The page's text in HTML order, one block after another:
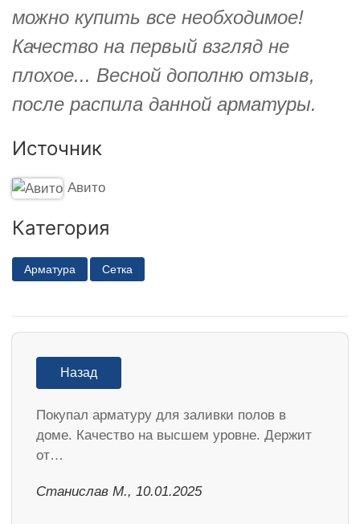
можно купить все необходимое!
Качество на первый взгляд не
плохое... Весной дополню отзыв,
после распила данной арматуры.
Источник
Авито
Категория
Арматура Сетка
Назад
Покупал арматуру для заливки полов в
доме. Качество на высшем уровне. Держит
от…
Станислав М., 10.01.2025